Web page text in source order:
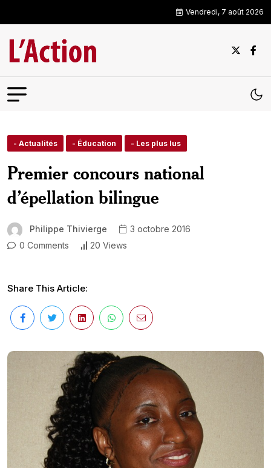
Vendredi, 7 août 2026
- Actualités - Éducation - Les plus lus
Premier concours national
d’épellation bilingue
Philippe Thivierge
3 octobre 2016
0 Comments
20 Views
Share This Article: